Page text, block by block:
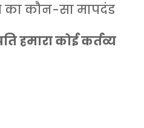
का कौन-सा मापदंड
हमारा कोई कर्तव्य